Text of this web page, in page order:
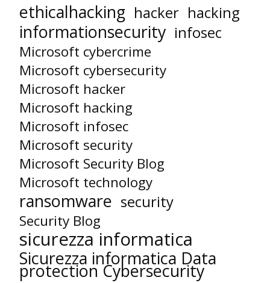
ethicalhacking hacker hacking
informationsecurity infosec
Microsoft cybercrime
Microsoft cybersecurity
Microsoft hacker
Microsoft hacking
Microsoft infosec
Microsoft security
Microsoft Security Blog
Microsoft technology
ransomware security
Security Blog
sicurezza informatica
Sicurezza informatica Data
protection Cybersecurity